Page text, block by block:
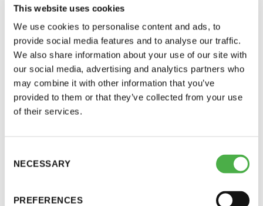
This website uses cookies
We use cookies to personalise content and ads, to
provide social media features and to analyse our traffic.
We also share information about your use of our site with
our social media, advertising and analytics partners who
may combine it with other information that you’ve
provided to them or that they’ve collected from your use
of their services.
Selection
NECESSARY
PREFERENCES
saunamies, vaikka ensimmäinen kosketus saunaan
olikin järkytys.